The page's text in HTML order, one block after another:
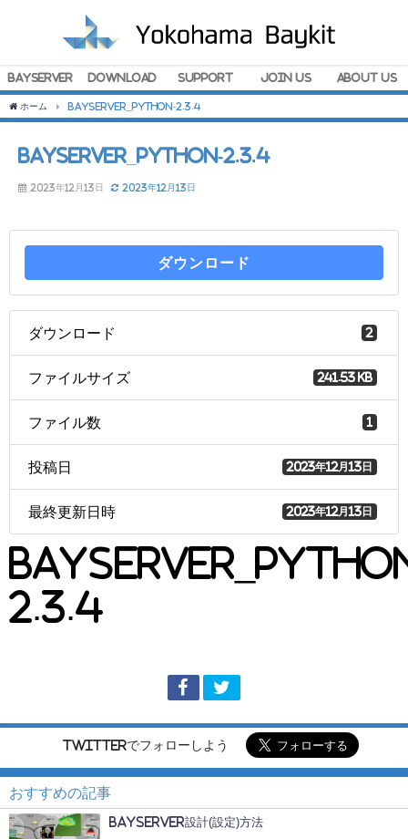
BayServer Download Support Join Us About Us
ホーム BayServer_Python-2.3.4
BayServer_Python-2.3.4
2023年12月13日 2023年12月13日
ダウンロード
ダウンロード 2
ファイルサイズ 241.53 KB
ファイル数 1
投稿日 2023年12月13日
最終更新日時 2023年12月13日
2.3.4
Twitterでフォローしよう
おすすめの記事
BayServer設計(設定)方法